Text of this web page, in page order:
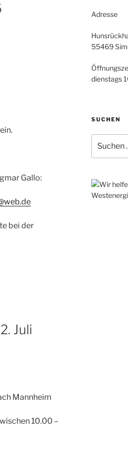
Gallo:
bei der
Juli
Mannheim
10.00 –
Adresse
55469
dienstags
SUCHEN
nach: